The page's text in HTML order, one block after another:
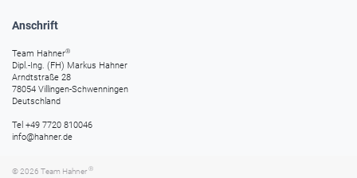
Anschrift
Team Hahner®
Dipl.-Ing. (FH) Markus Hahner
Arndtstraße 28
78054 Villingen-Schwenningen
Deutschland
Tel +49 7720 810046
info@hahner.de
© 2026 Team Hahner ®